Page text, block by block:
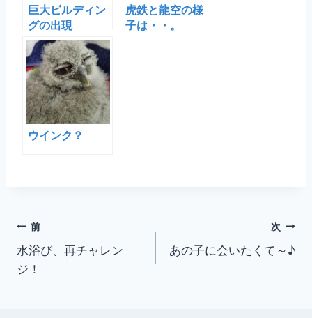
巨大ビルディン
グの出現
に・・。
虎鉄と龍空の様
子は・・。
ウインク？
投
稿
前
水浴び、再チャレン
ジ！
次
あの子に会いたくて～♪